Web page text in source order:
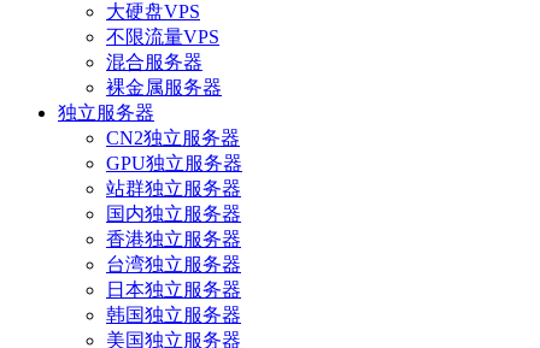
大硬盘VPS
不限流量VPS
混合服务器
裸金属服务器
独立服务器
CN2独立服务器
GPU独立服务器
站群独立服务器
国内独立服务器
香港独立服务器
台湾独立服务器
日本独立服务器
韩国独立服务器
美国独立服务器